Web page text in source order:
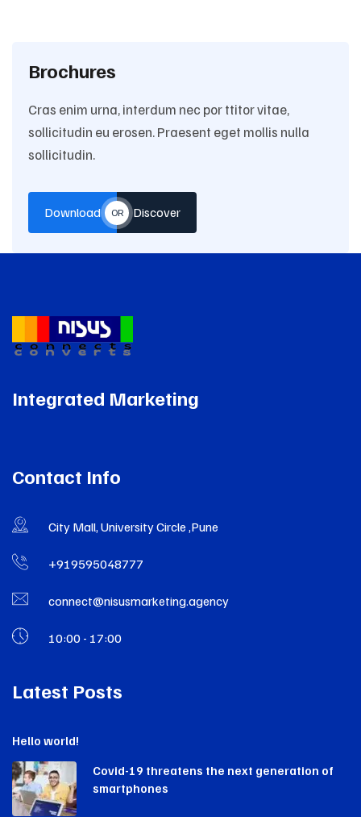
Brochures
Cras enim urna, interdum nec por ttitor vitae,
sollicitudin eu erosen. Praesent eget mollis nulla
sollicitudin.
Download OR Discover
Integrated Marketing
Contact Info
City Mall, University Circle ,Pune
+919595048777
connect@nisusmarketing.agency
10:00 - 17:00
Latest Posts
Hello world!
Covid-19 threatens the next generation of
smartphones